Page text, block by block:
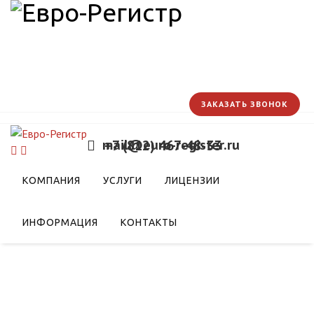
+7 (812) 467-48-33
mail@euro-register.ru
ЗАКАЗАТЬ ЗВОНОК
КОМПАНИЯ УСЛУГИ ЛИЦЕНЗИИ
ИНФОРМАЦИЯ КОНТАКТЫ